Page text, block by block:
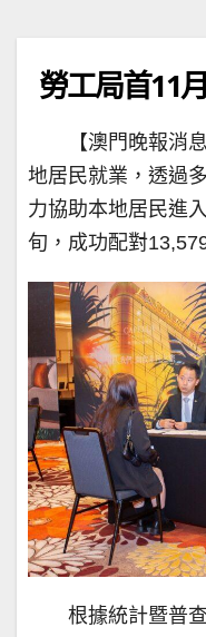
勞工局首11
【澳門晚報消
地居民就業，透過
力協助本地居民進
旬，成功配對
根據統計暨普